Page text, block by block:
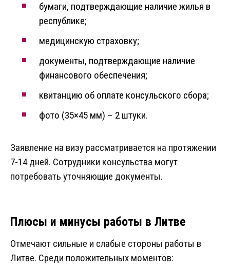
бумаги, подтверждающие наличие жилья в
республике;
медицинскую страховку;
документы, подтверждающие наличие
финансового обеспечения;
квитанцию об оплате консульского сбора;
фото (35×45 мм) – 2 штуки.
Заявление на визу рассматривается на протяжении
7-14 дней. Сотрудники консульства могут
потребовать уточняющие документы.
Плюсы и минусы работы в Литве
Отмечают сильные и слабые стороны работы в
Литве. Среди положительных моментов: